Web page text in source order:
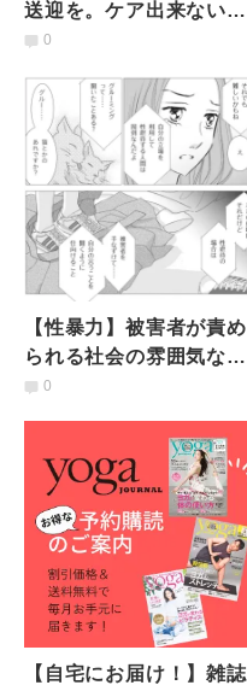
送迎を。ケア出来ない男
性の勘違い…家庭を維持
さとは？
0
【性暴力】被害者が責め
られる社会の雰囲気な
ぜ？漫画作者が取材を通
0
【自宅にお届け！】雑誌